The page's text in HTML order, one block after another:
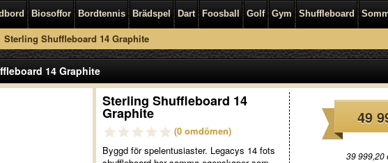
Biosoffor Bordtennis Brädspel Dart Foosball Golf Gym Shuffleboard
Sterling Shuffleboard 14 Graphite
14 Graphite
49
39 999,20
Sterling Shuffleboard 14
Graphite
(0 omdömen)
Byggd för spelentusiaster. Legacys 14 fots